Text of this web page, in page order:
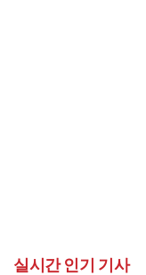
실시간 인기 기사